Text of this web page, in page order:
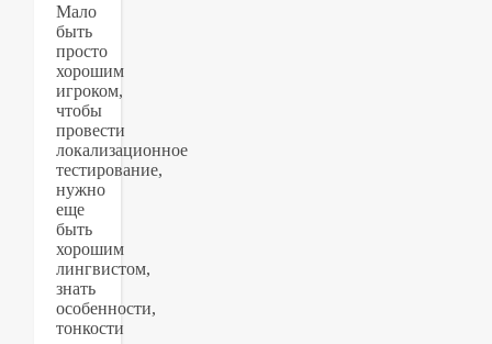
Мало
быть
просто
хорошим
игроком,
чтобы
провести
локализационное
тестирование,
нужно
еще
быть
хорошим
лингвистом,
знать
особенности,
тонкости